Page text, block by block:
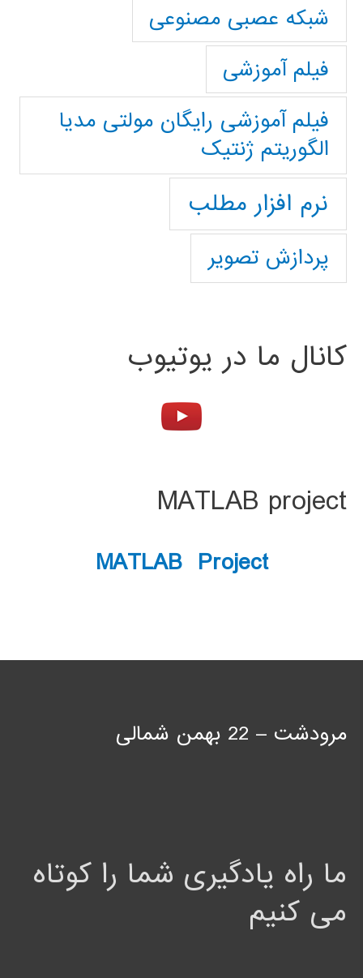
شبکه عصبی مصنوعی
فیلم آموزشی
فیلم آموزشی رایگان مولتی مدیا
الگوریتم ژنتیک
نرم افزار مطلب
پردازش تصویر
کانال ما در یوتیوب
MATLAB project
MATLAB Project
مرودشت – 22 بهمن شمالی
ما راه یادگیری شما را کوتاه
می کنیم